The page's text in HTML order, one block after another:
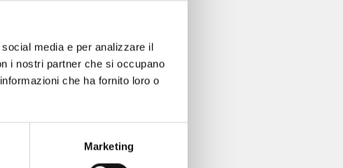
media e per analizzare il
i nostri partner che si occupano
che ha fornito loro o
Marketing